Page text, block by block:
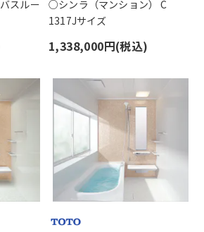
スルー
○シンラ（マンション） C
1317Jサイズ
1,338,000円(税込)